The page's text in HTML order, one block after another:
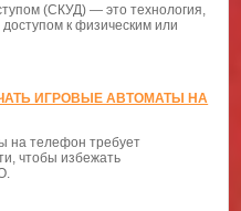
(СКУД) — это технология,
к физическим или
ИГРОВЫЕ АВТОМАТЫ НА
на телефон требует
чтобы избежать